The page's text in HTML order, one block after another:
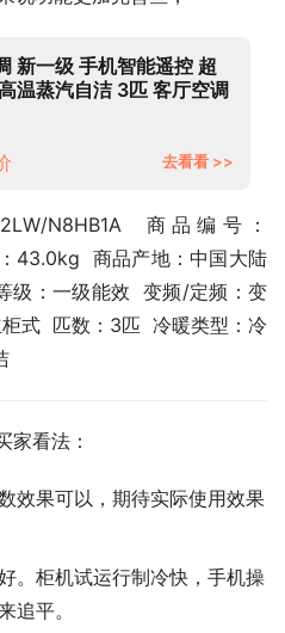
新一级 手机智能遥控 超
温蒸汽自洁 3匹 客厅空调
去看看 >>
N8HB1A  商品编号：
43.0kg  商品产地：中国大陆
级：一级能效  变频/定频：变
式  匹数：3匹  冷暖类型：冷
家看法：
效果可以，期待实际使用效果
。柜机试运行制冷快，手机操
追平。